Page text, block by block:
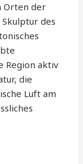
Orten der
des
Region aktiv
die
Luft am